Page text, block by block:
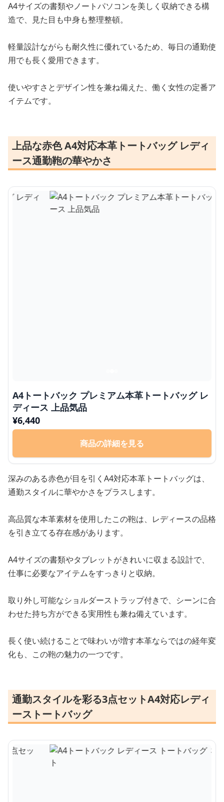
A4サイズの書類やノートパソコンを美しく収納できる構
造で、見た目も中身も整理整頓。
軽量設計ながらも耐久性に優れているため、毎日の通勤使
用でも長く愛用できます。
使いやすさとデザイン性を兼ね備えた、働く女性の定番ア
イテムです。
上品な赤色 A4対応本革トートバッグ レディ
ース通勤鞄の華やかさ
A4トートバック プレミアム本革トートバッグ レ
ディース 上品気品
¥6,440
商品の詳細を見る
深みのある赤色が目を引くA4対応本革トートバッグは、
通勤スタイルに華やかさをプラスします。
高品質な本革素材を使用したこの鞄は、レディースの品格
を引き立てる存在感があります。
A4サイズの書類やタブレットがきれいに収まる設計で、
仕事に必要なアイテムをすっきりと収納。
取り外し可能なショルダーストラップ付きで、シーンに合
わせた持ち方ができる実用性も兼ね備えています。
長く使い続けることで味わいが増す本革ならではの経年変
化も、この鞄の魅力の一つです。
通勤スタイルを彩る3点セットA4対応レディ
ーストートバッグ